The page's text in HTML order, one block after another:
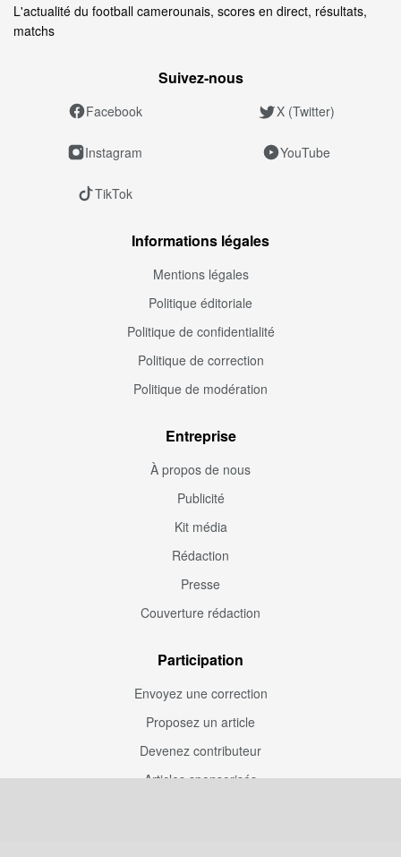
L'actualité du football camerounais, scores en direct, résultats,
matchs
Suivez‑nous
Facebook X (Twitter)
Instagram YouTube
TikTok
Informations légales
Mentions légales
Politique éditoriale
Politique de confidentialité
Politique de correction
Politique de modération
Entreprise
À propos de nous
Publicité
Kit média
Rédaction
Presse
Couverture rédaction
Participation
Envoyez une correction
Proposez un article
Devenez contributeur
Articles sponsorisés